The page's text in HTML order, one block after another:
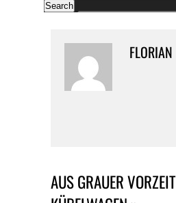
FLORIAN
AUS GRAUER